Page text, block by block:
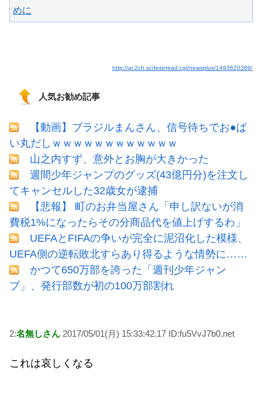
めに
http://ai.2ch.sc/test/read.cgi/newsplus/1493620389/
人気お勧め記事
【動画】ブラジルまんさん、信号待ちでお●ぱ
い丸だしｗｗｗｗｗｗｗｗｗｗｗｗ
山之内すず、意外とお胸が大きかった
週間少年ジャンプのグッズ(43億円分)を注文し
てキャンセルした32歳女が逮捕
【悲報】 町のお弁当屋さん「申し訳ないが消
費税1%になったらその分商品代を値上げするわ」
UEFAとFIFAの争いが完全に泥沼化した模様、
UEFA側の逆転敗北すらあり得るような情勢に……
かつて650万部を誇った「週刊少年ジャン
プ」、発行部数が初の100万部割れ
2:名無しさん 2017/05/01(月) 15:33:42.17 ID:fu5VvJ7b0.net
これは哀しくなる